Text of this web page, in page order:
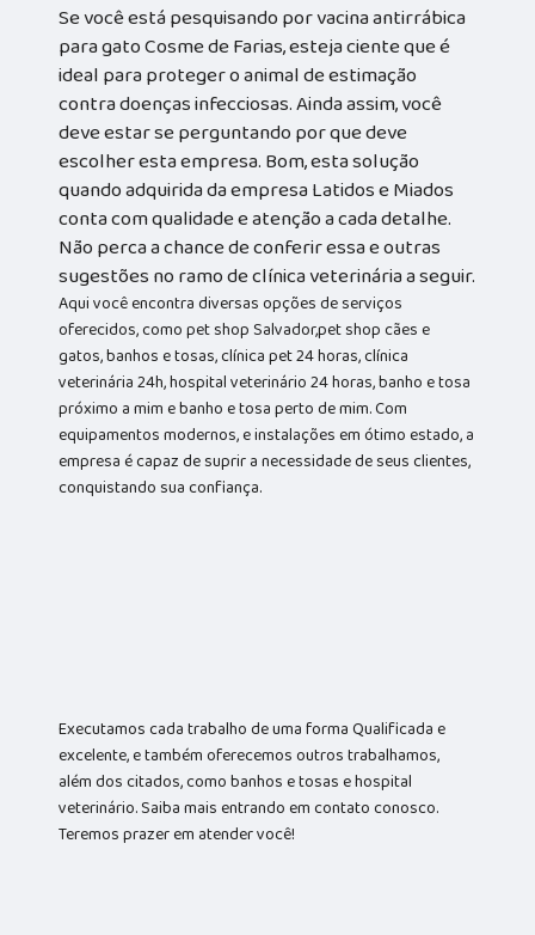
Se você está pesquisando por vacina antirrábica
para gato Cosme de Farias, esteja ciente que é
ideal para proteger o animal de estimação
contra doenças infecciosas. Ainda assim, você
deve estar se perguntando por que deve
escolher esta empresa. Bom, esta solução
quando adquirida da empresa Latidos e Miados
conta com qualidade e atenção a cada detalhe.
Não perca a chance de conferir essa e outras
sugestões no ramo de clínica veterinária a seguir.
Aqui você encontra diversas opções de serviços
oferecidos, como pet shop Salvador,pet shop cães e
gatos, banhos e tosas, clínica pet 24 horas, clínica
veterinária 24h, hospital veterinário 24 horas, banho e tosa
próximo a mim e banho e tosa perto de mim. Com
equipamentos modernos, e instalações em ótimo estado, a
empresa é capaz de suprir a necessidade de seus clientes,
conquistando sua confiança.
Executamos cada trabalho de uma forma Qualificada e
excelente, e também oferecemos outros trabalhamos,
além dos citados, como banhos e tosas e hospital
veterinário. Saiba mais entrando em contato conosco.
Teremos prazer em atender você!